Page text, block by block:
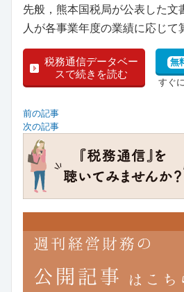
先般，熊本国税局が公表した文
人が各事業年度の業績に応じて
税務通信データベー
スで続きを読む
無
すぐ
前の記事
次の記事